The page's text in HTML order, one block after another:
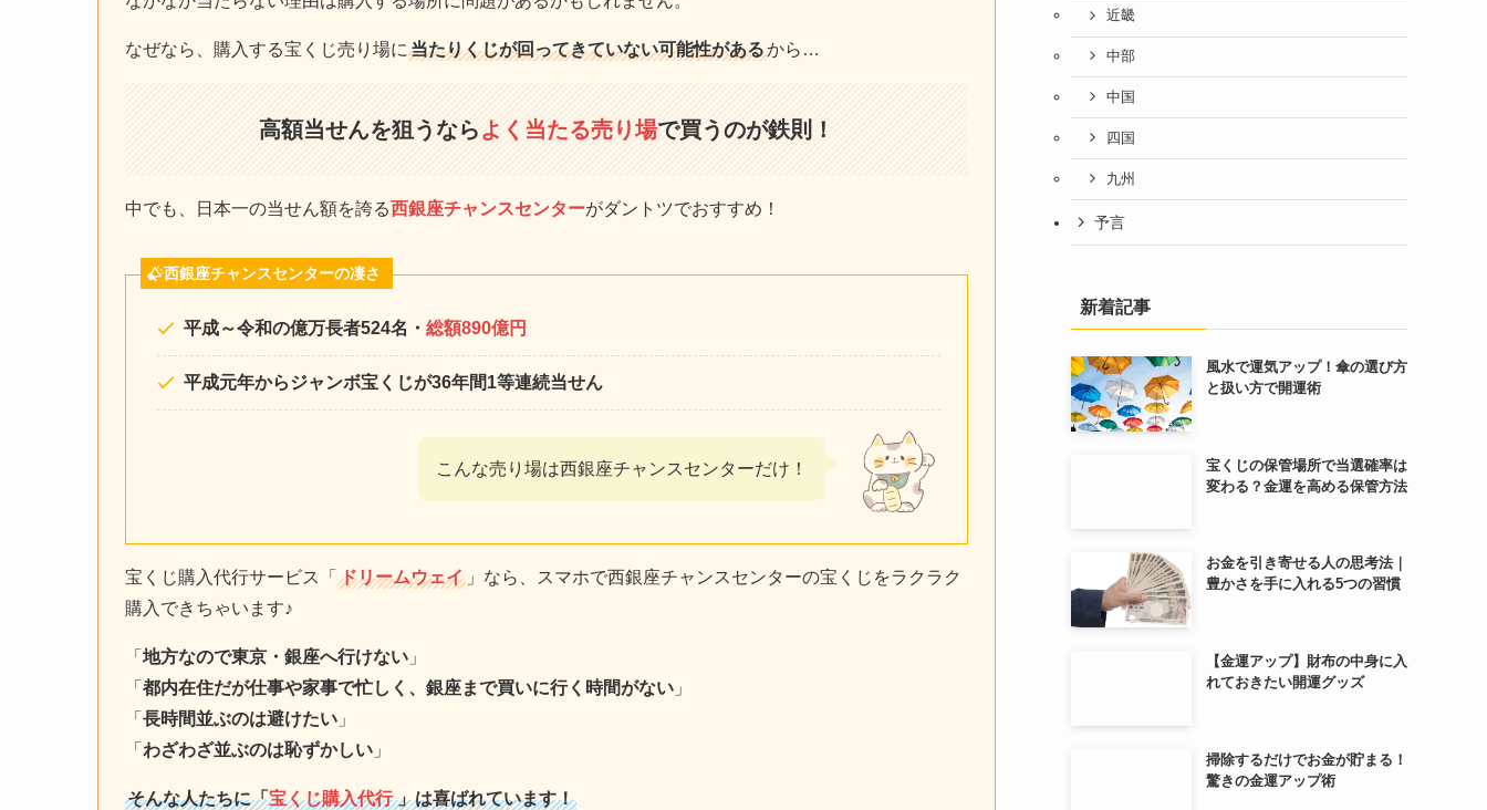
なぜなら、購入する宝くじ売り場に 当たりくじが回ってきていない可能性があるから…
高額当せんを狙うならよく当たる売り場で買うのが鉄則！
中でも、日本一の当せん額を誇る西銀座チャンスセンターがダントツでおすすめ！
西銀座チャンスセンターの凄さ
平成～令和の億万長者524名・ 総額890億円
平成元年からジャンボ宝くじが36年間1等連続当せん
こんな売り場は西銀座チャンスセンターだけ！
宝くじ購入代行サービス「 ドリームウェイ 」なら、スマホで西銀座チャンスセンターの宝くじをラクラク
購入できちゃいます♪
「 地方なので東京・銀座へ行けない 」
「 都内在住だが仕事や家事で忙しく、銀座まで買いに行く時間がない 」
「 長時間並ぶのは避けたい 」
「 わざわざ並ぶのは恥ずかしい 」
そんな人たちに「宝くじ購入代行 」は喜ばれています！
近畿
中部
中国
四国
九州
予言
新着記事
風水で運気アップ！傘の選び方
と扱い方で開運術
宝くじの保管場所で当選確率は
変わる？金運を高める保管方法
お金を引き寄せる人の思考法｜
豊かさを手に入れる5つの習慣
【金運アップ】財布の中身に入
れておきたい開運グッズ
掃除するだけでお金が貯まる！
驚きの金運アップ術